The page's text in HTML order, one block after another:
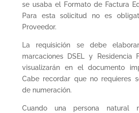
se usaba el Formato de Factura
Para esta solicitud no es
Proveedor.
La requisición se debe
marcaciones DSEL y Residencia
visualizarán en el documento
Cabe recordar que no requieres
de numeración.
Cuando una persona natural